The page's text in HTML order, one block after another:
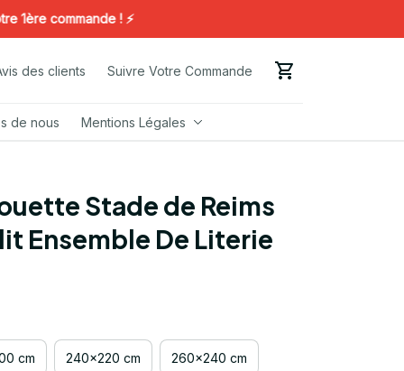
commande ! ⚡️
des clients Suivre Votre Commande
de nous Mentions Légales
Stade de Reims
Ensemble De Literie
cm 240x220 cm 260x240 cm